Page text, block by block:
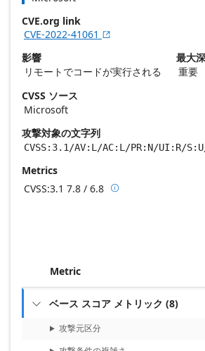
CVE.org link
CVE-2022-41061 
影響
リモートでコードが実行される
最大
重要
CVSS ソース
Microsoft
攻撃対象の文字列
CVSS:3.1/AV:L/AC:L/PR:N/UI:R/
Metrics
CVSS:3.1 7.8 / 6.8 Base score
Metric
 ベース スコア メトリック (8)
攻撃元区分